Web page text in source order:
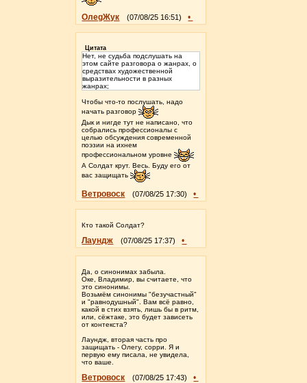
ОлеgЖук (07/08/25 16:51) •
Цитата
Нет, не судьба подслушать на
этом сайте разговора о жанрах, о
средствах художественной
выразительности в разных
жанрах;
Чтобы что-то послушать, надо
начать разговор
Дык и нигде тут не написано, что
собрались профессионалы с
целью обсуждения современной
поэзии на ихнем
профессиональном уровне
А Солдат крут. Весь. Буду его от
вас защищать
Ветровоск (07/08/25 17:30) •
Кто такой Солдат?
Лаундж (07/08/25 17:37) •
Да, о синонимах забыла.
Оке, Владимир, вы считаете, что
это синонимы.
Возьмëм синонимы "безучастный"
и "равнодушный". Вам всë равно,
какой в стих взять, лишь бы в ритм,
или, сëжтаке, это будет зависеть
от контекста?
Лаундж, вторая часть про
защищать - Олегу, сорри. Я и
первую ему писала, не увидела,
что ваше.
Ветровоск (07/08/25 17:43) •